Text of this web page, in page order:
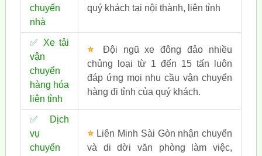
chuyển
nhà
quý khách tại nội thành, liên tỉnh
✅
Xe tải
vận
chuyển
hàng hóa
liên tỉnh
⭐ Đội ngũ xe đông đảo nhiều
chủng loại từ 1 đến 15 tấn luôn
đáp ứng mọi nhu cầu vận chuyển
hàng đi tỉnh của quý khách.
✅
Dịch
vụ
chuyển
⭐ Liên Minh Sài Gòn nhận chuyển
và di dời văn phòng làm việc,